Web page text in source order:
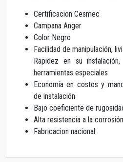
Certificacion Cesmec
Campana Anger
Color Negro
Facilidad de manipulación,
Rapidez en su
herramientas especiales
Economía en costos y
de instalación
Bajo coeficiente de
Alta resistencia a la corrosión
Fabricacion nacional